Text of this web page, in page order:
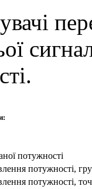
потужності
потужності,
потужності,